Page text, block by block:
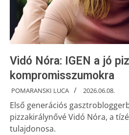
Vidó Nóra: IGEN a jó
kompromisszumokra
POMARANSKI LUCA 2026.06.08.
Első generációs
pizzakirálynővé Vidó Nóra, a
tulajdonosa.